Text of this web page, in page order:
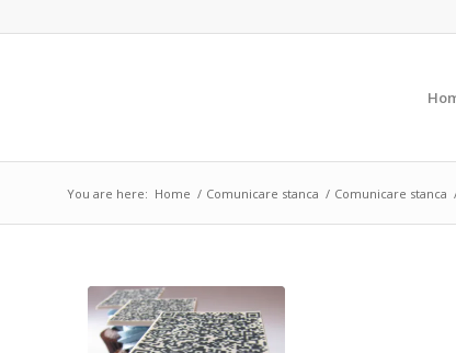
You are here: Home / Comunicare stanca / Comunicare stanca